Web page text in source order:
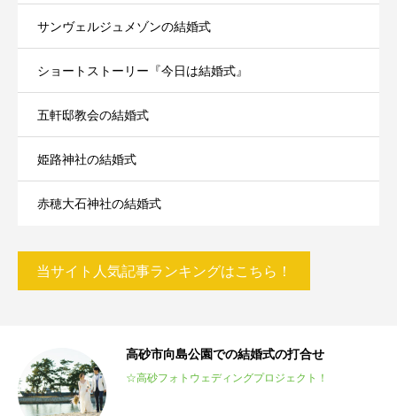
サンヴェルジュメゾンの結婚式
ショートストーリー『今日は結婚式』
五軒邸教会の結婚式
姫路神社の結婚式
赤穂大石神社の結婚式
当サイト人気記事ランキングはこちら！
高砂市向島公園での結婚式の打合せ
☆高砂フォトウェディングプロジェクト！